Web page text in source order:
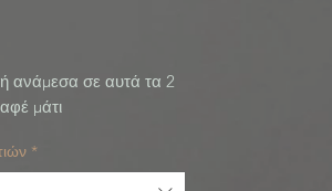
ανάμεσα σε αυτά τα 2
μάτι
*